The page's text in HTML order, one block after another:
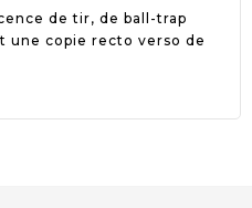
de tir, de ball-trap
une copie recto verso de